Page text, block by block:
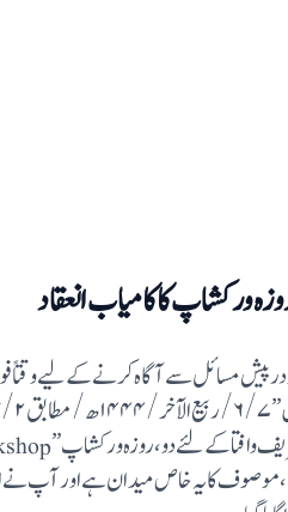
ورکشاپ کا کامیاب انعقاد
درپیش مسائل سے آگاہ کرنے کے لیے
موصوف کا یہ خاص میدان ہے اور آپ